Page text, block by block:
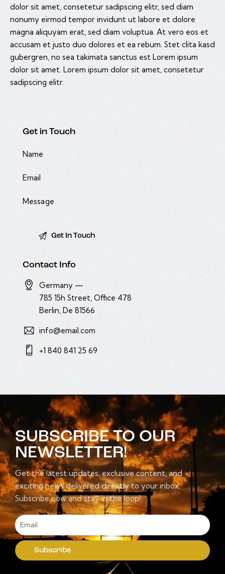
dolor sit amet, consetetur sadipscing elitr, sed diam
nonumy eirmod tempor invidunt ut labore et dolore
magna aliquyam erat, sed diam voluptua. At vero eos et
accusam et justo duo dolores et ea rebum. Stet clita kasd
gubergren, no sea takimata sanctus est Lorem ipsum
dolor sit amet. Lorem ipsum dolor sit amet, consetetur
sadipscing elitr.
Get in Touch
Contact Info
Germany —
785 15h Street, Office 478
Berlin, De 81566
info@email.com
+1 840 841 25 69
SUBSCRIBE TO OUR
NEWSLETTER!
Get the latest updates, exclusive content, and
exciting news delivered directly to your inbox.
Subscribe now and stay in the loop!
Subscribe